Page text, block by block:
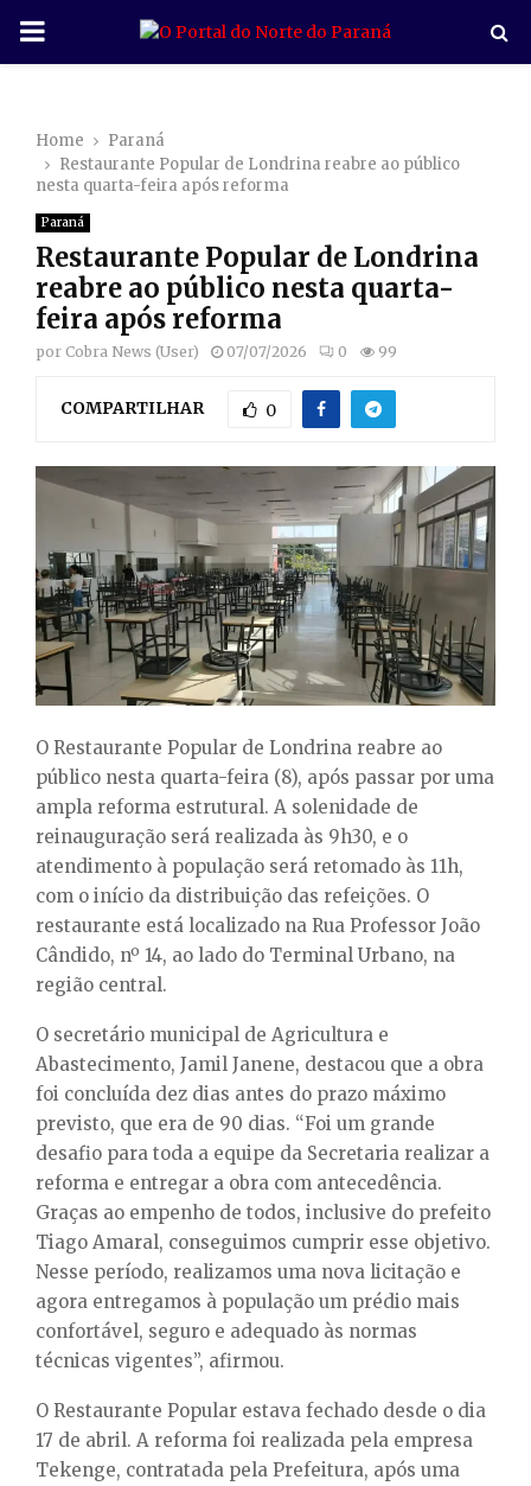
P
M
A
R
M
N
U
Home
Paraná
Restaurante Popular de Londrina reabre ao público
nesta quarta-feira após reforma
Paraná
Restaurante Popular de Londrina
reabre ao público nesta quarta-
feira após reforma
por Cobra News (User) 07/07/2026 0 99
COMPARTILHAR 0
O Restaurante Popular de Londrina reabre ao
público nesta quarta-feira (8), após passar por uma
ampla reforma estrutural. A solenidade de
reinauguração será realizada às 9h30, e o
atendimento à população será retomado às 11h,
com o início da distribuição das refeições. O
restaurante está localizado na Rua Professor João
Cândido, nº 14, ao lado do Terminal Urbano, na
região central.
O secretário municipal de Agricultura e
Abastecimento, Jamil Janene, destacou que a obra
foi concluída dez dias antes do prazo máximo
previsto, que era de 90 dias. “Foi um grande
desafio para toda a equipe da Secretaria realizar a
reforma e entregar a obra com antecedência.
Graças ao empenho de todos, inclusive do prefeito
Tiago Amaral, conseguimos cumprir esse objetivo.
Nesse período, realizamos uma nova licitação e
agora entregamos à população um prédio mais
confortável, seguro e adequado às normas
técnicas vigentes”, afirmou.
O Restaurante Popular estava fechado desde o dia
17 de abril. A reforma foi realizada pela empresa
Tekenge, contratada pela Prefeitura, após uma